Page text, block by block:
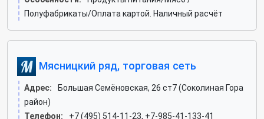
Полуфабрикаты/Оплата картой. Наличный расчёт
Мясницкий ряд, торговая сеть
Адрес:
Большая Семёновская, 26 ст7 (Соколиная Гора
район)
Телефон:
+7 (495) 514-11-23, +7-985-41-133-41